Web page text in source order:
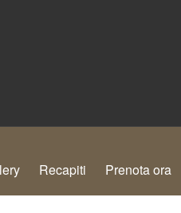
Recapiti Prenota ora